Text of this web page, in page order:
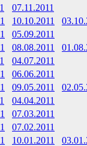
07.11.2011
10.10.2011
05.09.2011
08.08.2011
04.07.2011
06.06.2011
09.05.2011
04.04.2011
07.03.2011
07.02.2011
10.01.2011